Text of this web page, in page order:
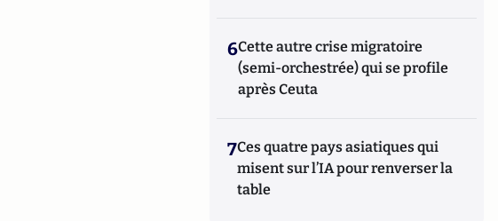
6Cette autre crise migratoire
(semi-orchestrée) qui se profile
après Ceuta
7Ces quatre pays asiatiques qui
misent sur l’IA pour renverser la
table